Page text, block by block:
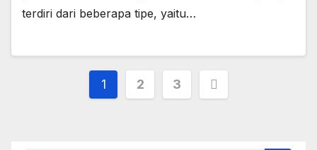
terdiri dari beberapa tipe, yaitu…
Paginasi
1 2 3